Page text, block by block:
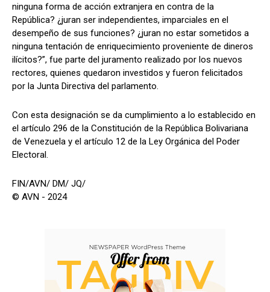
ninguna forma de acción extranjera en contra de la
República? ¿juran ser independientes, imparciales en el
desempeño de sus funciones? ¿juran no estar sometidos a
ninguna tentación de enriquecimiento proveniente de dineros
ilícitos?”, fue parte del juramento realizado por los nuevos
rectores, quienes quedaron investidos y fueron felicitados
por la Junta Directiva del parlamento.
Con esta designación se da cumplimiento a lo establecido en
el artículo 296 de la Constitución de la República Bolivariana
de Venezuela y el artículo 12 de la Ley Orgánica del Poder
Electoral.
FIN/AVN/ DM/ JQ/
© AVN - 2024